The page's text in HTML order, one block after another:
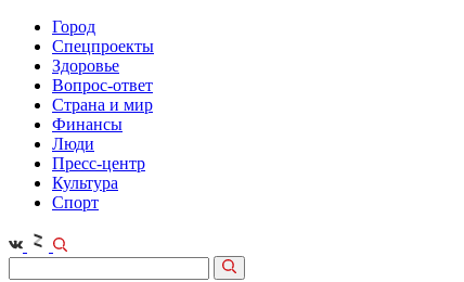
Город
Спецпроекты
Здоровье
Вопрос-ответ
Страна и мир
Финансы
Люди
Пресс-центр
Культура
Спорт